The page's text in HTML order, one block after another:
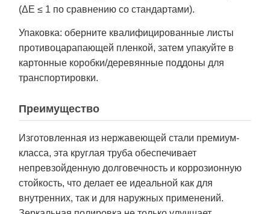
(ΔE ≤ 1 по сравнению со стандартами).
Упаковка: оберните квалифицированные листы
противоцарапающей пленкой, затем упакуйте в
картонные коробки/деревянные поддоны для
транспортировки.
Преимущество
Изготовленная из нержавеющей стали премиум-
класса, эта круглая труба обеспечивает
непревзойденную долговечность и коррозионную
стойкость, что делает ее идеальной как для
внутренних, так и для наружных применений.